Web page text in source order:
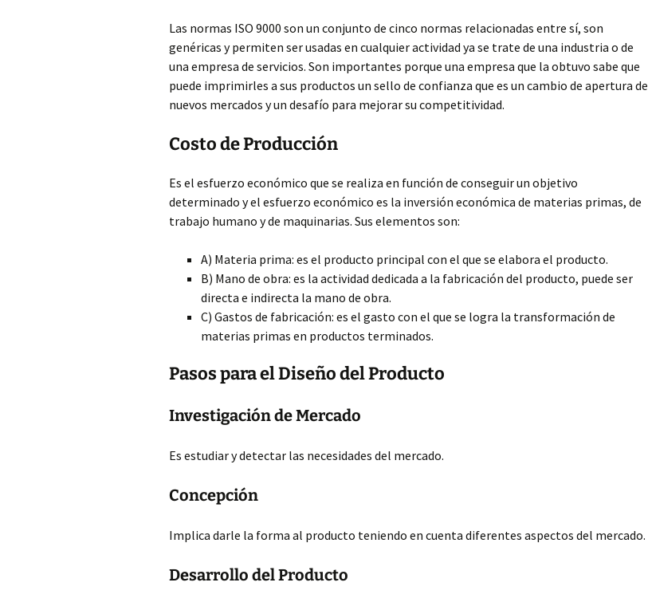
Las normas ISO 9000 son un conjunto de cinco normas relacionadas entre sí, son
genéricas y permiten ser usadas en cualquier actividad ya se trate de una industria o de
una empresa de servicios. Son importantes porque una empresa que la obtuvo sabe que
puede imprimirles a sus productos un sello de confianza que es un cambio de apertura de
nuevos mercados y un desafío para mejorar su competitividad.
Costo de Producción
Es el esfuerzo económico que se realiza en función de conseguir un objetivo
determinado y el esfuerzo económico es la inversión económica de materias primas, de
trabajo humano y de maquinarias. Sus elementos son:
A) Materia prima: es el producto principal con el que se elabora el producto.
B) Mano de obra: es la actividad dedicada a la fabricación del producto, puede ser
directa e indirecta la mano de obra.
C) Gastos de fabricación: es el gasto con el que se logra la transformación de
materias primas en productos terminados.
Pasos para el Diseño del Producto
Investigación de Mercado
Es estudiar y detectar las necesidades del mercado.
Concepción
Implica darle la forma al producto teniendo en cuenta diferentes aspectos del mercado.
Desarrollo del Producto